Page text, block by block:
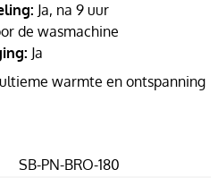
Ja, na 9 uur
de wasmachine
Ja
warmte en ontspanning
SB-PN-BRO-180